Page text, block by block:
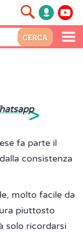
>
fa parte il
consistenza
molto facile da
piuttosto
solo ricordarsi